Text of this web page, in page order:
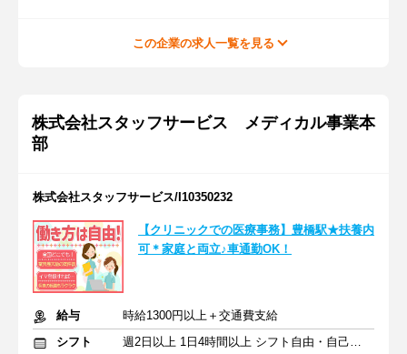
この企業の求人一覧を見る
株式会社スタッフサービス メディカル事業本
部
株式会社スタッフサービス/I10350232
【クリニックでの医療事務】豊橋駅★扶養内
可＊家庭と両立♪車通勤OK！
給与
時給1300円以上＋交通費支給
シフト
週2日以上 1日4時間以上 シフト自由・自己申告